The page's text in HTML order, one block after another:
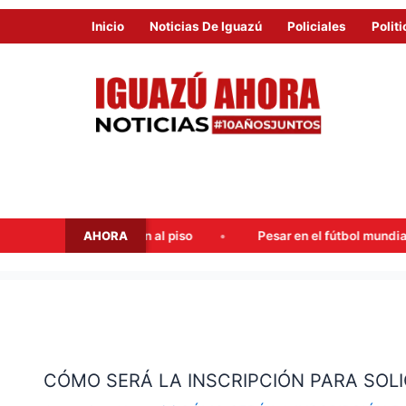
Inicio Noticias De Iguazú Policiales
AHORA
al piso Pesar en el fútbol mundial: falleció Jorge
CÓMO SERÁ LA INSCRIPCIÓN PARA
LA